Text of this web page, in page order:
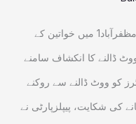
مظفرآباد(کشمیر ڈیجیٹل)حلقہ ایل اے27 مظفرآباد1 میں خواتین کے
پر جعلی ووٹ ڈالنے کا انکشاف سامنے
کو ووٹ ڈالنے سے روکنے
کی شکایت، پیپلزپارٹی نے